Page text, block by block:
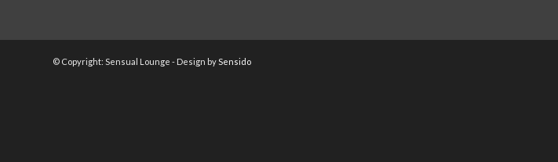
© Copyright: Sensual Lounge - Design by Sensido